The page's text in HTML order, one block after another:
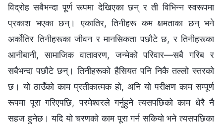
विद्रोह सबैभन्दा पूर्ण रूपमा देखिएका छन् र ती विभिन्‍न स्वरूपमा
प्रकाश भएका छन्। एकातिर, तिनीहरू कम क्षमताका छन् भने
अर्कोतिर तिनीहरूका जीवन र मानसिकता पछौटे छ, र तिनीहरूका
आनीबानी, सामाजिक वातावरण, जन्मेको परिवार—सबै गरिब र
सबैभन्दा पछौटे छन्। तिनीहरूको हैसियत पनि निकै तल्लो स्तरको
छ। यो ठाउँको काम प्रतीकात्मक हो, अनि यो परीक्षण काम सम्पूर्ण
रूपमा पूरा गरिएपछि, परमेश्‍वरले गर्नुहुने त्यसपछिको काम धेरै नै
सहज हुनेछ। यदि यो चरणको काम पूरा गर्न सकियो भने त्यसपछिका